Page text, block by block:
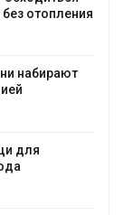
отопления
набирают
для